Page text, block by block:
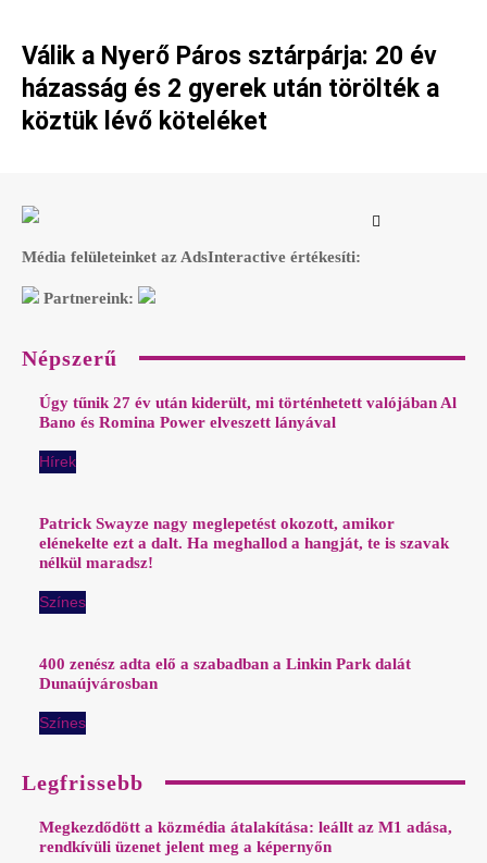
Válik a Nyerő Páros sztárpárja: 20 év
házasság és 2 gyerek után törölték a
köztük lévő köteléket
Média felületeinket az AdsInteractive értékesíti:
Partnereink:
Népszerű
Úgy tűnik 27 év után kiderült, mi történhetett valójában Al
Bano és Romina Power elveszett lányával
Hírek
Patrick Swayze nagy meglepetést okozott, amikor
elénekelte ezt a dalt. Ha meghallod a hangját, te is szavak
nélkül maradsz!
Színes
400 zenész adta elő a szabadban a Linkin Park dalát
Dunaújvárosban
Színes
Legfrissebb
Megkezdődött a közmédia átalakítása: leállt az M1 adása,
rendkívüli üzenet jelent meg a képernyőn